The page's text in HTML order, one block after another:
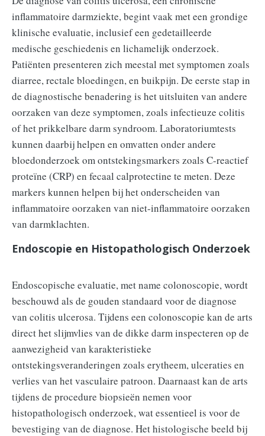
inflammatoire darmziekte, begint vaak met een grondige
klinische evaluatie, inclusief een gedetailleerde
medische geschiedenis en lichamelijk onderzoek.
Patiënten presenteren zich meestal met symptomen zoals
diarree, rectale bloedingen, en buikpijn. De eerste stap in
de diagnostische benadering is het uitsluiten van andere
oorzaken van deze symptomen, zoals infectieuze colitis
of het prikkelbare darm syndroom. Laboratoriumtests
kunnen daarbij helpen en omvatten onder andere
bloedonderzoek om ontstekingsmarkers zoals C-reactief
proteïne (CRP) en fecaal calprotectine te meten. Deze
markers kunnen helpen bij het onderscheiden van
inflammatoire oorzaken van niet-inflammatoire oorzaken
van darmklachten.
Endoscopie en Histopathologisch Onderzoek
Endoscopische evaluatie, met name colonoscopie, wordt
beschouwd als de gouden standaard voor de diagnose
van colitis ulcerosa. Tijdens een colonoscopie kan de arts
direct het slijmvlies van de dikke darm inspecteren op de
aanwezigheid van karakteristieke
ontstekingsveranderingen zoals erytheem, ulceraties en
verlies van het vasculaire patroon. Daarnaast kan de arts
tijdens de procedure biopsieën nemen voor
histopathologisch onderzoek, wat essentieel is voor de
bevestiging van de diagnose. Het histologische beeld bij